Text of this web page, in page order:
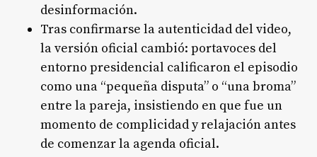
desinformación.
Tras confirmarse la autenticidad del video,
la versión oficial cambió: portavoces del
entorno presidencial calificaron el episodio
como una “pequeña disputa” o “una broma”
entre la pareja, insistiendo en que fue un
momento de complicidad y relajación antes
de comenzar la agenda oficial.